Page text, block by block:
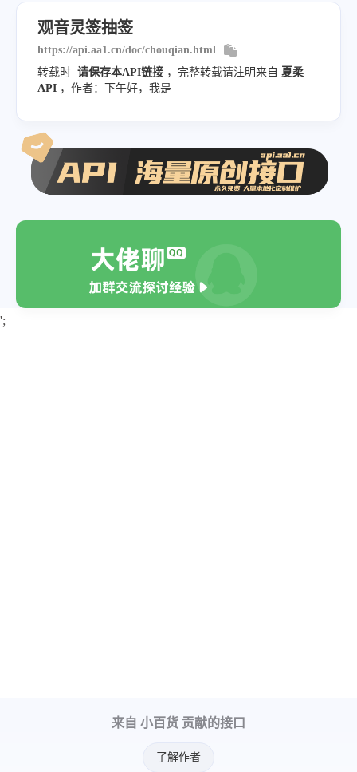
观音灵签抽签
https://api.aa1.cn/doc/chouqian.html
转载时 请保存本API链接 ，完整转载请注明来自 夏柔
API ，作者：下午好，我是
';
来自 小百货 贡献的接口
了解作者